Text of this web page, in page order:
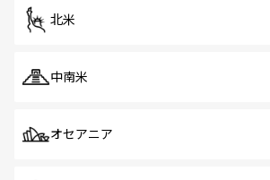
北米
中南米
オセアニア